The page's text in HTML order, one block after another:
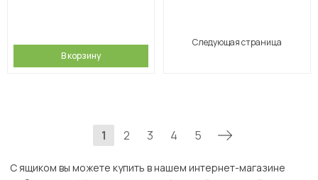
В корзину
Следующая страница
1 2 3 4 5
С ящиком вы можете купить в нашем интернет-магазине